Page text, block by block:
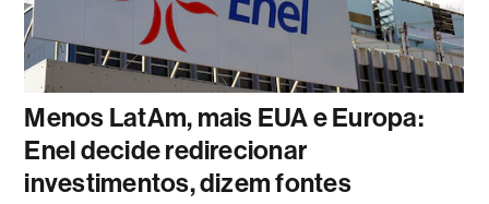
Menos LatAm, mais EUA e Europa:
Enel decide redirecionar
investimentos, dizem fontes